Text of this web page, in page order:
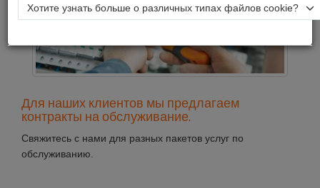
Для наших клиентов мы предлагаем
контракты на обслуживание.
Свяжитесь с нами для разных пакетов услуг по
обслуживанию.
Хотите узнать больше о различных типах файлов cookie?